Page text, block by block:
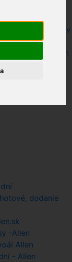
záclon, závesov
závesy, Allen
dodanie
-Allen
Allen
- Allen